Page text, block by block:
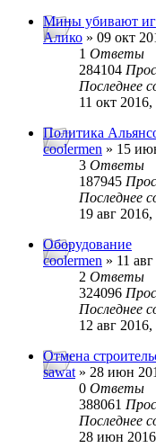
Мины убивают
Алико » 09 окт
1 Ответы
284104
Последнее
11 окт
Политика
coolermen » 15
3 Ответы
187945
Последнее
19 авг 2016,
Оборудование
coolermen » 11
2 Ответы
324096
Последнее
12 авг
Отмена
sawat » 28 июн
0 Ответы
388061
Последнее
28 июн